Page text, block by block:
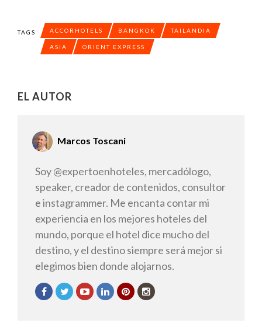
TAGS ACCORHOTELS BANGKOK TAILANDIA
ASIA ORIENT EXPRESS
EL AUTOR
Marcos Toscani
Soy @expertoenhoteles, mercadólogo,
speaker, creador de contenidos, consultor
e instagrammer. Me encanta contar mi
experiencia en los mejores hoteles del
mundo, porque el hotel dice mucho del
destino, y el destino siempre será mejor si
elegimos bien donde alojarnos.